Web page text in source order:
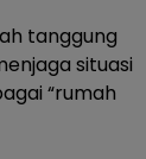
tanggung
situasi
“rumah